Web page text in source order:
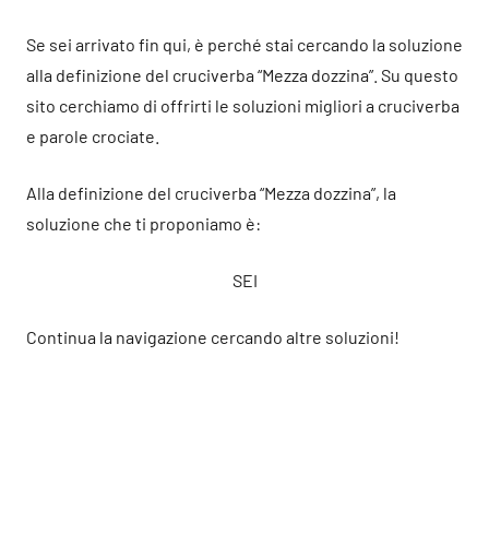
Se sei arrivato fin qui, è perché stai cercando la soluzione
alla definizione del cruciverba “Mezza dozzina”. Su questo
sito cerchiamo di offrirti le soluzioni migliori a cruciverba
e parole crociate.
Alla definizione del cruciverba “Mezza dozzina”, la
soluzione che ti proponiamo è:
SEI
Continua la navigazione cercando altre soluzioni!